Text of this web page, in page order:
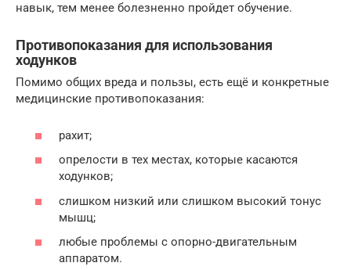
навык, тем менее болезненно пройдет обучение.
Противопоказания для использования
ходунков
Помимо общих вреда и пользы, есть ещё и конкретные
медицинские противопоказания:
рахит;
опрелости в тех местах, которые касаются
ходунков;
слишком низкий или слишком высокий тонус
мышц;
любые проблемы с опорно-двигательным
аппаратом.